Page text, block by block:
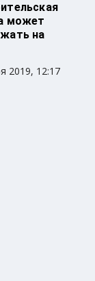
может
на
2019, 12:17